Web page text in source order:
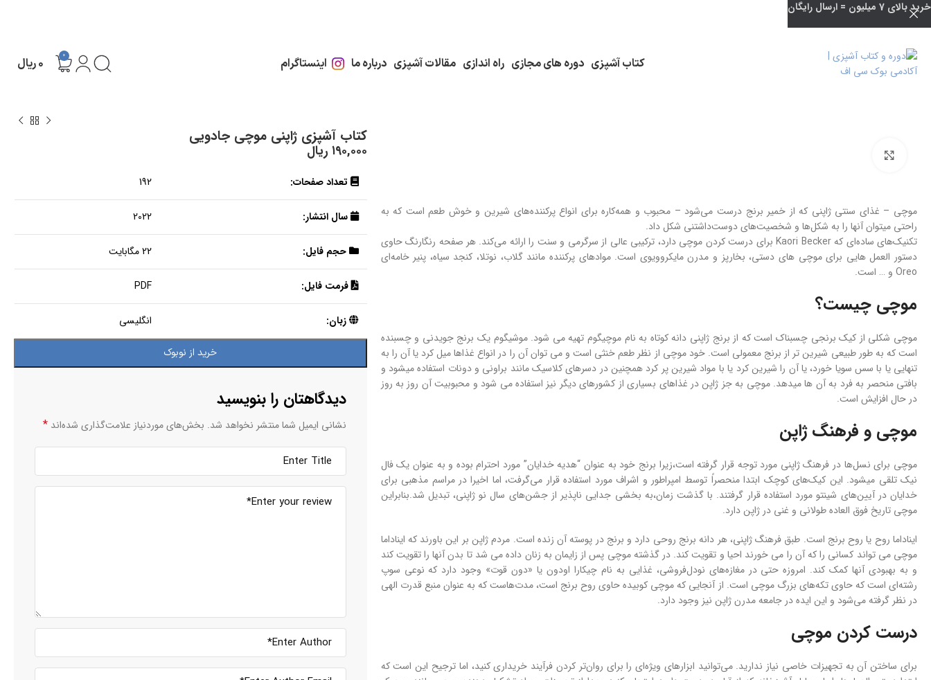
کتاب آشپزی دوره های مجازی راه اندازی مقالات آشپزی درباره ما اینستاگرام 0 ۰ریال
موچی – غذای سنتی ژاپنی که از خمیر برنج درست می‌شود – محبوب و همه‌کاره برای انواع پرکننده‌های شیرین و خوش طعم است که به
راحتی میتوان آنها را به شکل‌ها و شخصیت‌های دوست‌داشتنی شکل داد.
تکنیک‌های ساده‌ای که Kaori Becker برای درست کردن موچی دارد، ترکیبی عالی از سرگرمی و سنت را ارائه می‌کند. هر صفحه رنگارنگ حاوی
دستور العمل هایی برای موچی های دستی، بخارپز و مدرن مایکروویوی است. موادهای پرکننده مانند گلاب، نوتلا، کنجد سیاه، پنیر خامه‌ای
Oreo و … است.
موچی چیست؟
موچی شکلی از کیک برنجی چسبناک است که از برنج ژاپنی دانه کوتاه به نام موچیگوم تهیه می شود. موشیگوم یک برنج جویدنی و چسبنده
است که به طور طبیعی شیرین تر از برنج معمولی است. خود موچی از نظر طعم خنثی است و می توان آن را در انواع غذاها میل کرد یا آن را به
تنهایی یا با سس سویا خورد، یا آن را شیرین کرد یا با مواد شیرین پر کرد همچنین در دسرهای کلاسیک مانند براونی و دونات استفاده میشود و
بافتی منحصر به فرد به آن ها میدهد. موچی به جز ژاپن در غذاهای بسیاری از کشورهای دیگر نیز استفاده می شود و محبوبیت آن روز به روز
در حال افزایش است.
موچی و فرهنگ ژاپن
موچی برای نسل‌ها در فرهنگ ژاپنی مورد توجه قرار گرفته است،زیرا برنج خود به عنوان “هدیه خدایان” مورد احترام بوده و به عنوان یک فال
نیک تلقی میشود. این کیک‌های کوچک ابتدا منحصراً توسط امپراطور و اشراف مورد استفاده قرار می‌گرفت، اما اخیرا در مراسم مذهبی برای
خدایان در آیین‌های شینتو مورد استفاده قرار گرفتند. با گذشت زمان،به بخشی جدایی ناپذیر از جشن‌های سال نو ژاپنی، تبدیل شد.بنابراین
موچی تاریخ فوق العاده طولانی و غنی در ژاپن دارد.
ایناداما روح یا روح برنج است. طبق فرهنگ ژاپنی، هر دانه برنج روحی دارد و برنج در پوسته آن زنده است. مردم ژاپن بر این باورند که ایناداما
موچی می تواند کسانی را که آن را می خورند احیا و تقویت کند. در گذشته موچی پس از زایمان به زنان داده می شد تا بدن آنها را تقویت کند
و به بهبودی آنها کمک کند. امروزه حتی در مغازه‌های نودل‌فروشی، غذایی به نام چیکارا اودون یا «دون قوت» وجود دارد که نوعی سوپ
رشته‌ای است که حاوی تکه‌های بزرگ موچی است. از آنجایی که موچی کوبیده حاوی روح برنج است، مدت‌هاست که به عنوان منبع قدرت الهی
در نظر گرفته می‌شود و این ایده در جامعه مدرن ژاپن نیز وجود دارد.
درست کردن موچی
برای ساختن آن به تجهیزات خاصی نیاز ندارید. می‌توانید ابزارهای ویژه‌ای را برای روان‌تر کردن فرآیند خریداری کنید، اما ترجیح این است که
کتاب آشپزی ژاپنی موچی جادویی
۱۹۰,۰۰۰ ریال
تعداد صفحات: 192
سال انتشار: 2022
حجم فایل: 22 مگابایت
فرمت فایل: PDF
زبان: انگلیسی
خرید از نوبوک
دیدگاهتان را بنویسید
نشانی ایمیل شما منتشر نخواهد شد. بخش‌های موردنیاز علامت‌گذاری شده‌اند*
خرید بالای 7 میلیون = ارسال رایگان